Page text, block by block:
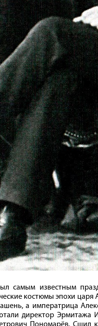
самым известным
костюмы эпохи
а императрица
директор Эрмитажа